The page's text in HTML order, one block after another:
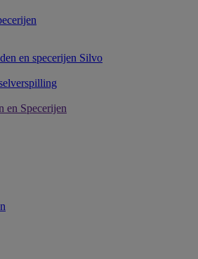
en specerijen Silvo
en Specerijen